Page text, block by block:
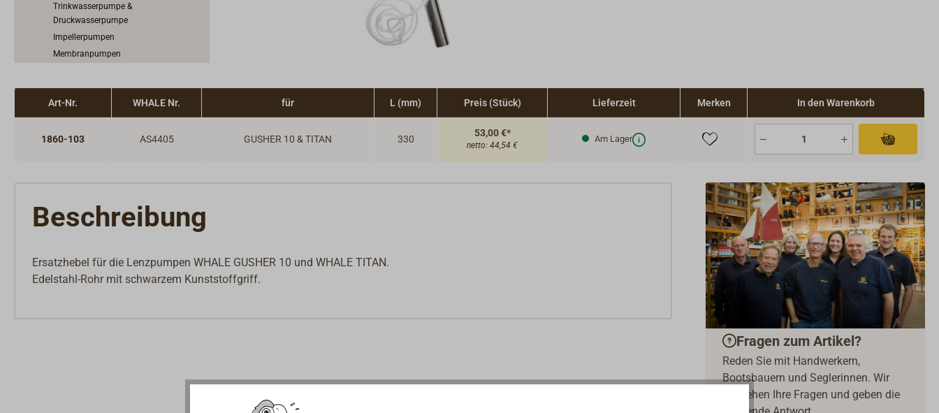
Trinkwasserpumpe &
Druckwasserpumpe
Impellerpumpen
Membranpumpen
Ölpumpen & Kraftstoffpumpen
Zahnradpumpen
Pumpenschalter
Art-Nr. WHALE Nr. für L (mm) Preis (Stück) Lieferzeit Merken In den Warenkorb
1860-103 AS4405 GUSHER 10 & TITAN 330
53,00 €*
netto: 44,54 €
Am Lager
Beschreibung
Ersatzhebel für die Lenzpumpen WHALE GUSHER 10 und WHALE TITAN.
Edelstahl-Rohr mit schwarzem Kunststoffgriff.
Fragen zum Artikel?
Reden Sie mit Handwerkern,
Bootsbauern und Seglerinnen. Wir
verstehen Ihre Fragen und geben die